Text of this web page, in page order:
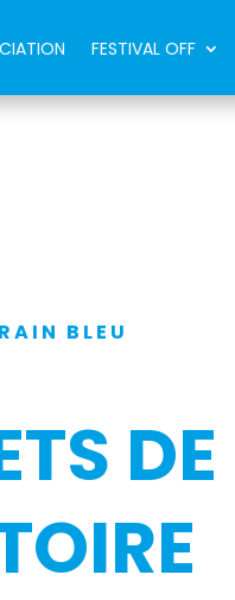
FESTIVAL OFF
BLEU
DE